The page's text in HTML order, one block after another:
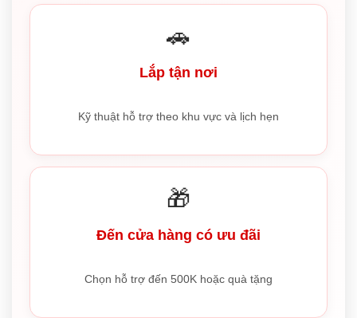
🚗
Lắp tận nơi
Kỹ thuật hỗ trợ theo khu vực và lịch hẹn
🎁
Đến cửa hàng có ưu đãi
Chọn hỗ trợ đến 500K hoặc quà tặng